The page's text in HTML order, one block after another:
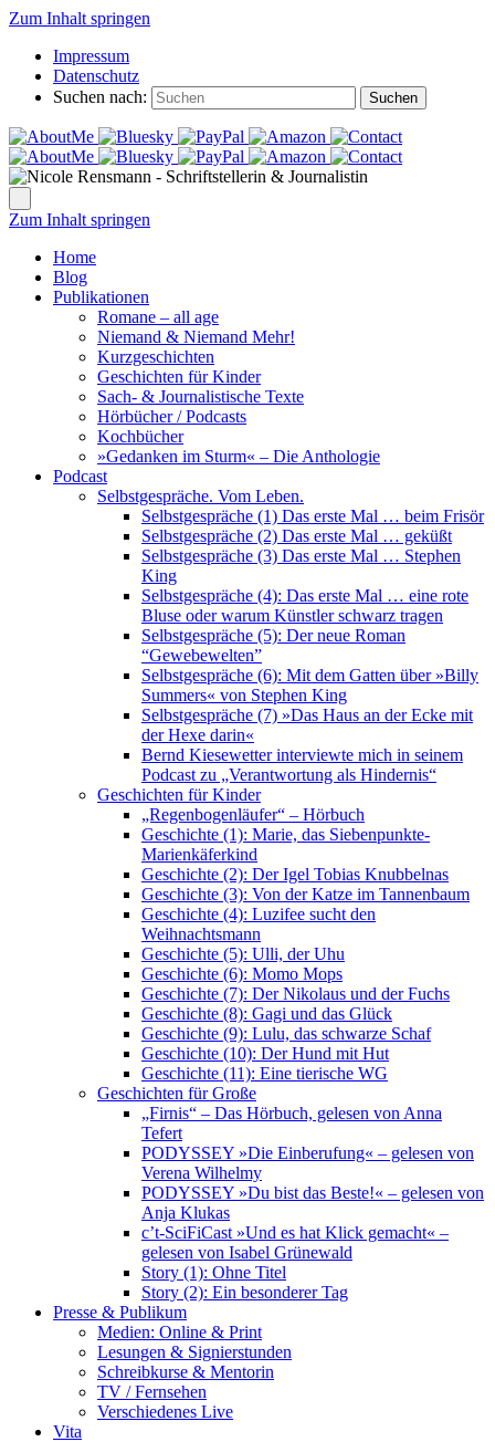
Zum Inhalt springen
Impressum
Datenschutz
Suchen nach:
Suchen
Zum Inhalt springen
Home
Blog
Publikationen
Romane – all age
Niemand & Niemand Mehr!
Kurzgeschichten
Geschichten für Kinder
Sach- & Journalistische Texte
Hörbücher / Podcasts
Kochbücher
»Gedanken im Sturm« – Die Anthologie
Podcast
Selbstgespräche. Vom Leben.
Selbstgespräche (1) Das erste Mal … beim Frisör
Selbstgespräche (2) Das erste Mal … geküßt
Selbstgespräche (3) Das erste Mal … Stephen
King
Selbstgespräche (4): Das erste Mal … eine rote
Bluse oder warum Künstler schwarz tragen
Selbstgespräche (5): Der neue Roman
“Gewebewelten”
Selbstgespräche (6): Mit dem Gatten über »Billy
Summers« von Stephen King
Selbstgespräche (7) »Das Haus an der Ecke mit
der Hexe darin«
Bernd Kiesewetter interviewte mich in seinem
Podcast zu „Verantwortung als Hindernis“
Geschichten für Kinder
„Regenbogenläufer“ – Hörbuch
Geschichte (1): Marie, das Siebenpunkte-
Marienkäferkind
Geschichte (2): Der Igel Tobias Knubbelnas
Geschichte (3): Von der Katze im Tannenbaum
Geschichte (4): Luzifee sucht den
Weihnachtsmann
Geschichte (5): Ulli, der Uhu
Geschichte (6): Momo Mops
Geschichte (7): Der Nikolaus und der Fuchs
Geschichte (8): Gagi und das Glück
Geschichte (9): Lulu, das schwarze Schaf
Geschichte (10): Der Hund mit Hut
Geschichte (11): Eine tierische WG
Geschichten für Große
„Firnis“ – Das Hörbuch, gelesen von Anna
Tefert
PODYSSEY »Die Einberufung« – gelesen von
Verena Wilhelmy
PODYSSEY »Du bist das Beste!« – gelesen von
Anja Klukas
c’t-SciFiCast »Und es hat Klick gemacht« –
gelesen von Isabel Grünewald
Story (1): Ohne Titel
Story (2): Ein besonderer Tag
Presse & Publikum
Medien: Online & Print
Lesungen & Signierstunden
Schreibkurse & Mentorin
TV / Fernsehen
Verschiedenes Live
Vita